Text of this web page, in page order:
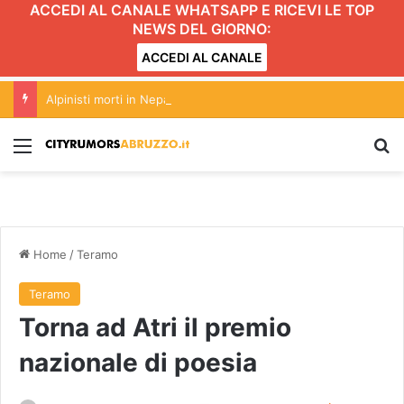
ACCEDI AL CANALE WHATSAPP E RICEVI LE TOP
NEWS DEL GIORNO:
ACCEDI AL CANALE
Menu
Home /Teramo
Teramo
Torna ad Atri il premio
nazionale di poesia